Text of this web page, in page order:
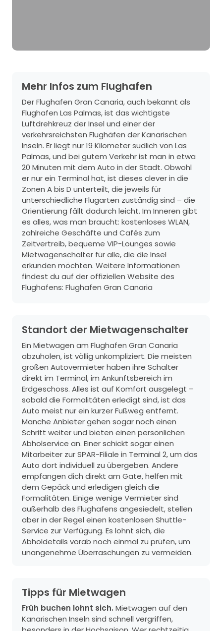
Mehr Infos zum Flughafen
Der Flughafen Gran Canaria, auch bekannt als
Flughafen Las Palmas, ist das wichtigste
Luftdrehkreuz der Insel und einer der
verkehrsreichsten Flughäfen der Kanarischen
Inseln. Er liegt nur 19 Kilometer südlich von Las
Palmas, und bei gutem Verkehr ist man in etwa
20 Minuten mit dem Auto in der Stadt. Obwohl
er nur ein Terminal hat, ist dieses clever in die
Zonen A bis D unterteilt, die jeweils für
unterschiedliche Flugarten zuständig sind – die
Orientierung fällt dadurch leicht. Im Inneren gibt
es alles, was man braucht: kostenloses WLAN,
zahlreiche Geschäfte und Cafés zum
Zeitvertreib, bequeme VIP-Lounges sowie
Mietwagenschalter für alle, die die Insel
erkunden möchten. Weitere Informationen
findest du auf der offiziellen Website des
Flughafens: Flughafen Gran Canaria
Standort der Mietwagenschalter
Ein Mietwagen am Flughafen Gran Canaria
abzuholen, ist völlig unkompliziert. Die meisten
großen Autovermieter haben ihre Schalter
direkt im Terminal, im Ankunftsbereich im
Erdgeschoss. Alles ist auf Komfort ausgelegt –
sobald die Formalitäten erledigt sind, ist das
Auto meist nur ein kurzer Fußweg entfernt.
Manche Anbieter gehen sogar noch einen
Schritt weiter und bieten einen persönlichen
Abholservice an. Einer schickt sogar einen
Mitarbeiter zur SPAR-Filiale in Terminal 2, um das
Auto dort individuell zu übergeben. Andere
empfangen dich direkt am Gate, helfen mit
dem Gepäck und erledigen gleich die
Formalitäten. Einige wenige Vermieter sind
außerhalb des Flughafens angesiedelt, stellen
aber in der Regel einen kostenlosen Shuttle-
Service zur Verfügung. Es lohnt sich, die
Abholdetails vorab noch einmal zu prüfen, um
unangenehme Überraschungen zu vermeiden.
Tipps für Mietwagen
Früh buchen lohnt sich. Mietwagen auf den
Kanarischen Inseln sind schnell vergriffen,